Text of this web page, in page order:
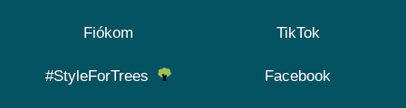
Fiókom
#StyleForTrees
TikTok
Facebook